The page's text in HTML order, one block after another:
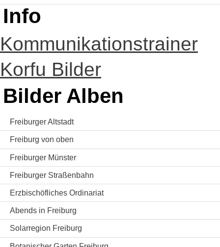
Info
Kommunikationstrainer
Korfu Bilder
Bilder Alben
Freiburger Altstadt
Freiburg von oben
Freiburger Münster
Freiburger Straßenbahn
Erzbischöfliches Ordinariat
Abends in Freiburg
Solarregion Freiburg